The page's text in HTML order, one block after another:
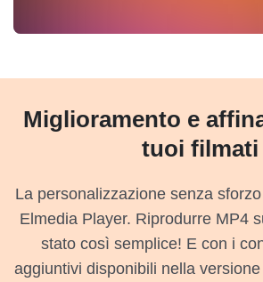
Miglioramento e
tuoi filmati
La personalizzazione senza
Elmedia Player. Riprodurre MP4
stato così semplice! E con i
aggiuntivi disponibili nella